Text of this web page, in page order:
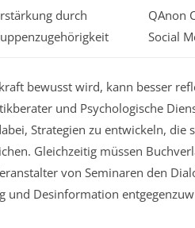
durch
QAnon
Social
bewusst wird, kann besser
und Psychologische
Strategien zu entwickeln, die
Gleichzeitig müssen
von Seminaren den
und Desinformation